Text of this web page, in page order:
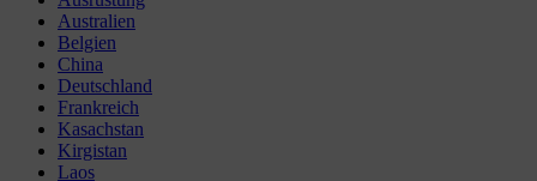
Australien
Belgien
China
Deutschland
Frankreich
Kasachstan
Kirgistan
Laos